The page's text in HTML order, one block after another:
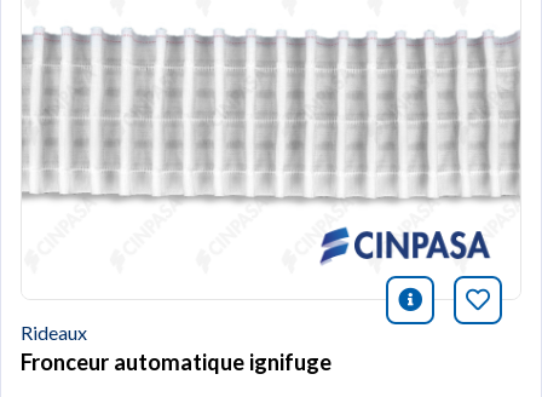
icono
Rideaux
Fronceur automatique ignifuge